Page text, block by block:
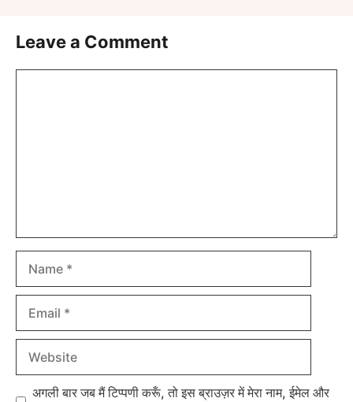
Leave a Comment
अगली बार जब मैं टिप्पणी करूँ, तो इस ब्राउज़र में मेरा नाम, ईमेल और